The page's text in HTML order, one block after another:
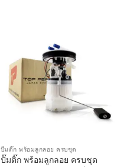
ปั๊มติ๊ก พร้อมลูกลอย ครบชุด
ปั๊มติ๊ก พร้อมลูกลอย ครบชุด